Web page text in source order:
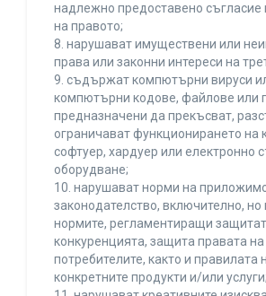
надлежно предоставено съгласие
на правото;
8. нарушават имуществени или
права или законни интереси на
9. съдържат компютърни вируси
компютърни кодове, файлове или
предназначени да прекъсват,
ограничават функционирането на
софтуер, хардуер или електронно
оборудване;
10. нарушават норми на
законодателство, включително, но
нормите, регламентиращи
конкуренцията, защита правата на
потребителите, както и правилата
конкретните продукти и/или услуги;